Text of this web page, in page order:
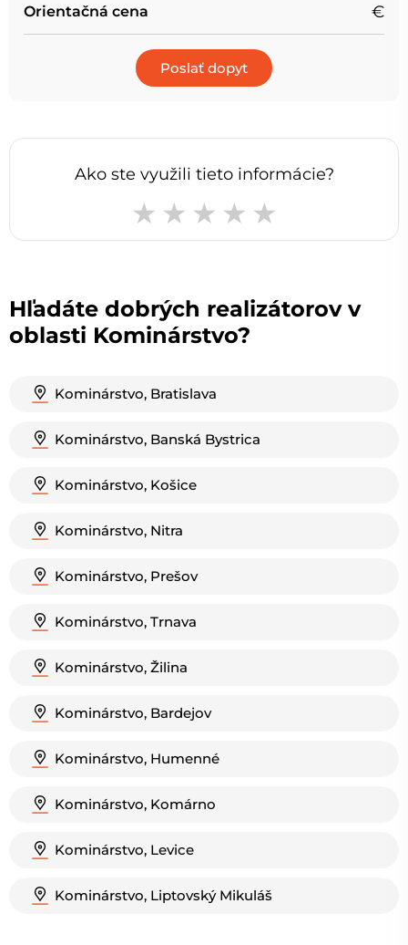
Orientačná cena €
Poslať dopyt
Ako ste využili tieto informácie?
Hľadáte dobrých realizátorov v
oblasti Kominárstvo?
Kominárstvo, Bratislava
Kominárstvo, Banská Bystrica
Kominárstvo, Košice
Kominárstvo, Nitra
Kominárstvo, Prešov
Kominárstvo, Trnava
Kominárstvo, Žilina
Kominárstvo, Bardejov
Kominárstvo, Humenné
Kominárstvo, Komárno
Kominárstvo, Levice
Kominárstvo, Liptovský Mikuláš